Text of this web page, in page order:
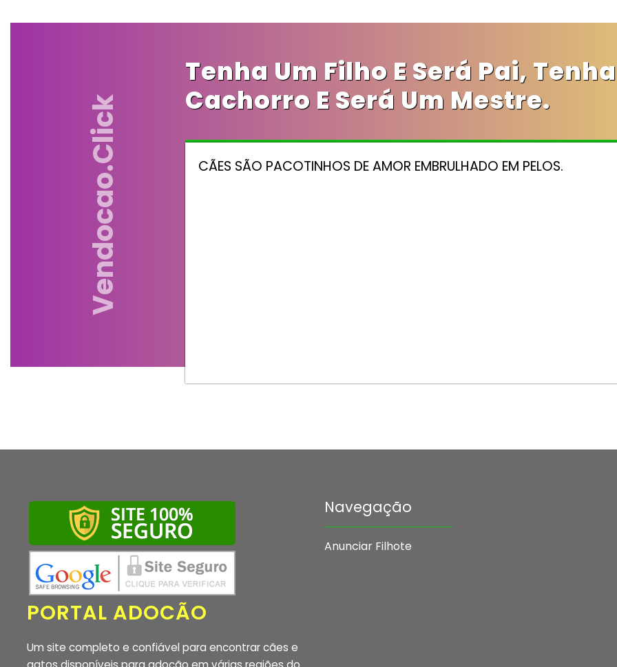
Vendocao.click
Tenha Um Filho E Será Pai,
Cachorro E Será Um Mestre.
CÃES SÃO PACOTINHOS DE AMOR EMBRULHADO EM PELOS.
PORTAL ADOCÃO
Um site completo e confiável para encontrar cães e
Navegação
Anunciar Filhote